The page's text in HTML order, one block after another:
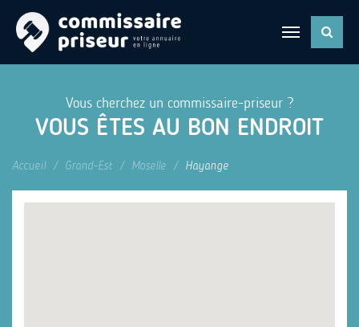
Vous cherchez un commissaire-priseur ?
VOUS ÊTES AU BON ENDROIT
Accueil Grand-Est Moselle Hayange